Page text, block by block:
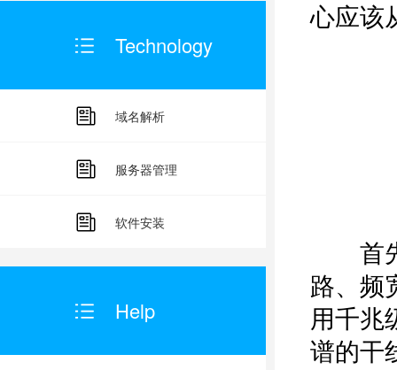
Technology
域名解析
服务器管理
软件安装
Help
心应该
首先
路、频
用千兆
谱的干